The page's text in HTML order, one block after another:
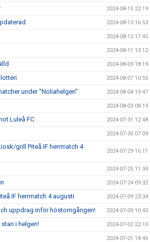
2024-08-15 22:19
2024-08-13 16:53
2024-08-12 17:45
2024-08-11 13:12
2024-08-09 18:19
2024-08-07 10:55
under "Noliahelgen" 2024-08-04 19:47
2024-08-03 08:19
Luleå FC 2024-07-31 12:48
2024-07-30 07:09
grill Piteå IF herrmatch 4
2024-07-29 16:11
2024-07-25 11:34
2024-07-24 09:32
IF herrmatch 4 augusti 2024-07-09 23:34
uppdrag inför höstomgången! 2024-07-09 10:45
i helgen! 2024-07-02 22:10
2024-07-01 18:46